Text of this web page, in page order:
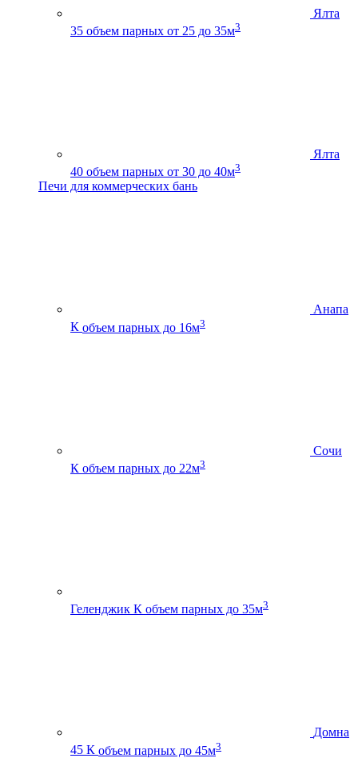
Ялта
35 объем парных от 25 до 35м3
Ялта
40 объем парных от 30 до 40м3
Печи для коммерческих бань
Анапа
К объем парных до 16м3
Сочи
К объем парных до 22м3
Геленджик К объем парных до 35м3
Домна
45 К объем парных до 45м3